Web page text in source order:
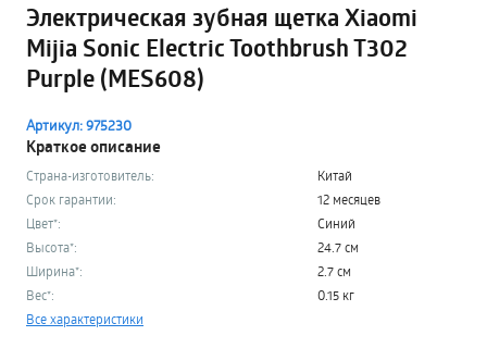
Электрическая зубная щетка Xiaomi
Mijia Sonic Electric Toothbrush T302
Purple (MES608)
Артикул: 975230
Краткое описание
Страна-изготовитель:
Китай
Срок гарантии:
12 месяцев
Цвет*:
Синий
Высота*:
24.7 см
Ширина*:
2.7 см
Вес*:
0.15 кг
Все характеристики